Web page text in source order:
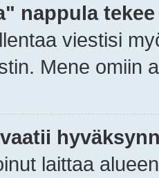
nappula
viestisi
Mene omiin
laittaa